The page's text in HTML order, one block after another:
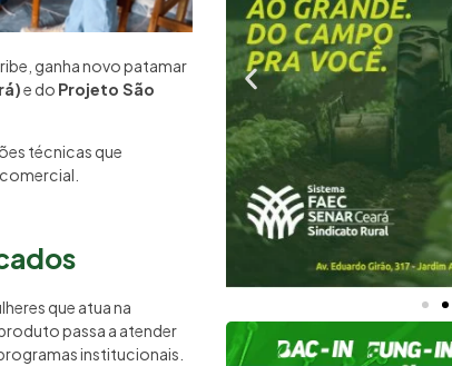
ganha novo patamar
e do Projeto São
técnicas que
que atua na
passa a atender
institucionais.